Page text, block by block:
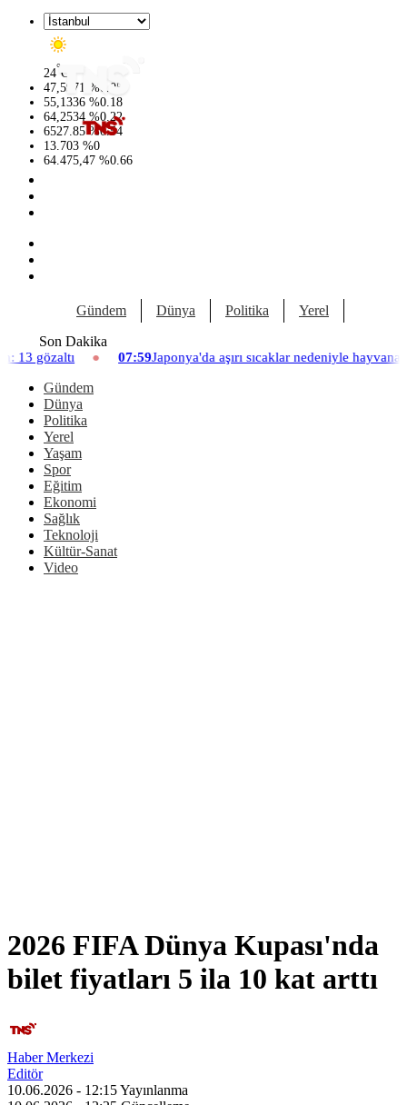
24°C
47,5971 %0.05
55,1336 %0.18
64,2534 %0.22
6527.85 %0.54
13.703 %0
64.475,47 %0.66
Gündem Dünya Politika Yerel
Son Dakika
Japonya'da aşırı sıcaklar nedeniyle hayvanat bahçesinde üç aslan
Gündem
Dünya
Politika
Yerel
Yaşam
Spor
Eğitim
Ekonomi
Sağlık
Teknoloji
Kültür-Sanat
Video
2026 FIFA Dünya Kupası'nda
bilet fiyatları 5 ila 10 kat arttı
Haber Merkezi
Editör
10.06.2026 - 12:15Yayınlanma